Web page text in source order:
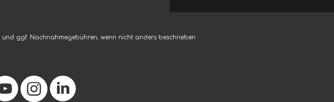
und ggf. Nachnahmegebühren, wenn nicht anders beschrieben